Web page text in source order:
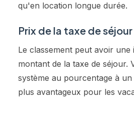
qu'en location longue durée.
Prix de la taxe de séjour
Le classement peut avoir une
montant de la taxe de séjour.
système au pourcentage à un
plus avantageux pour les